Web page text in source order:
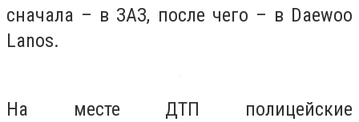
сначала – в ЗАЗ, после чего – в Daewoo
Lanos.
На месте ДТП полицейские